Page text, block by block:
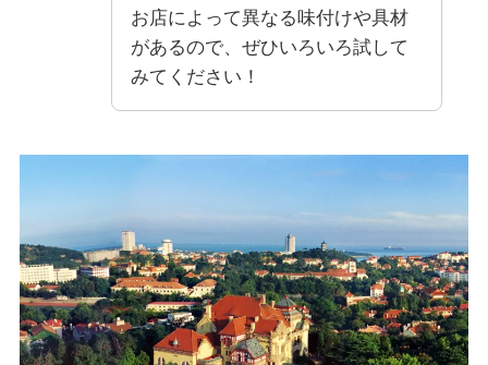
お店によって異なる味付けや具材
があるので、ぜひいろいろ試して
みてください！